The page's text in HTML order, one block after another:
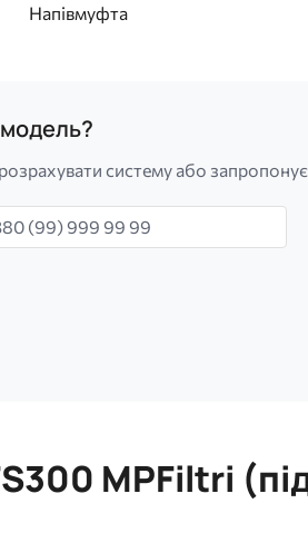
Напівмуфта
систему або запропонує
MPFiltri